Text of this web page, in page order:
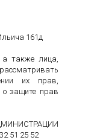
161д
а также лица,
их прав,
о защите прав
51 25 52